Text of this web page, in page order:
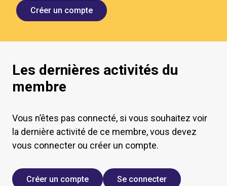
Créer un compte
Les dernières activités du
membre
Vous n’êtes pas connecté, si vous souhaitez voir
la dernière activité de ce membre, vous devez
vous connecter ou créer un compte.
Créer un compte Se connecter